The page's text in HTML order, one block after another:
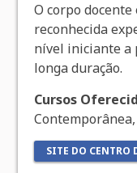
O corpo
reconhecida
nível iniciante a
longa duração.
Cursos
SITE DO CENTRO